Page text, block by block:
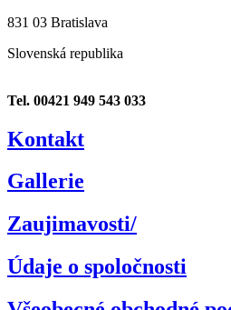
831 03 Bratislava
Slovenská republika
Tel. 00421 949 543 033
Kontakt
Gallerie
Zaujimavosti/
Údaje o spoločnosti